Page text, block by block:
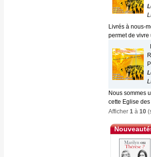
Livrés à nous-
permet de vivre
Nous sommes
cette Eglise
Afficher 1 à 10